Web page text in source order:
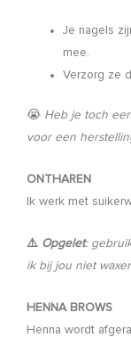
Je nagels
mee.
Verzorg ze
😭 Heb je toch
voor een
ONTHAREN
Ik werk met
⚠️ Opgelet:
ik bij jou niet
HENNA BROWS
Henna wordt